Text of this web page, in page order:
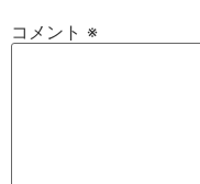
コメント ※